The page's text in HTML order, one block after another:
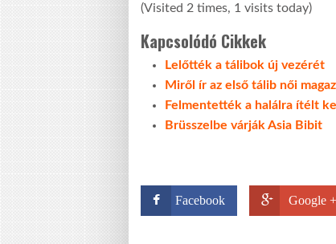
(Visited 2 times, 1 visits today)
Kapcsolódó Cikkek
Lelőtték a tálibok új vezérét
Miről ír az első tálib női
Felmentették a halálra ítélt
Brüsszelbe várják Asia Bibit
Facebook Google +